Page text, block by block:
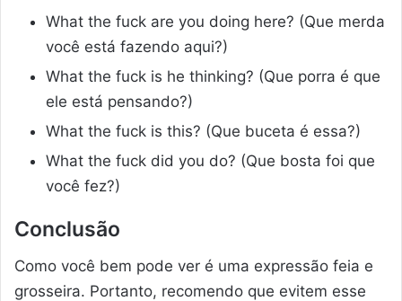
What the fuck are you doing here? (Que merda
você está fazendo aqui?)
What the fuck is he thinking? (Que porra é que
ele está pensando?)
What the fuck is this? (Que buceta é essa?)
What the fuck did you do? (Que bosta foi que
você fez?)
Conclusão
Como você bem pode ver é uma expressão feia e
grosseira. Portanto, recomendo que evitem esse